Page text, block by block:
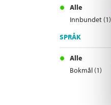
Alle
Innbundet (1)
SPRÅK
Alle
Bokmål (1)